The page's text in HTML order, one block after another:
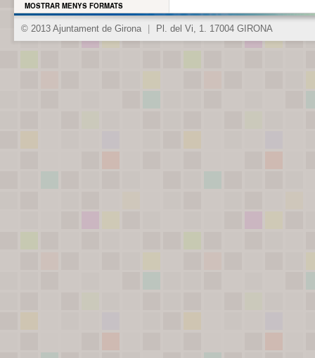
MOSTRAR MENYS FORMATS
© 2013 Ajuntament de Girona Pl. del Vi, 1. 17004 GIRONA